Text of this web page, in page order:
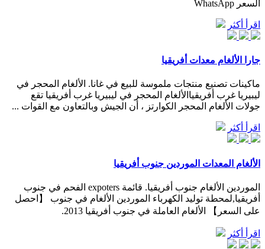
السعر WhatsApp
اقرأ أكثر
جارا الألغام معدات أفريقيا
ماكينات تصنيع منتجات ملموسة للبيع في غانا. الألغام المحجر في
ليبيريا غرب أفريقياالألغام المحجر في ليبيريا غرب أفريقيا تقع
جولات الألغام المحجر الكوارتز ، أن الجيش وبالتعاون مع القوات ...
اقرأ أكثر
الألغام المعدات الموردين جنوب أفريقيا
الموردين الألغام جنوب أفريقيا. قائمة expoters الفحم في جنوب
أفريقيا,لمحطة توليد الكهرباء الموردين الألغام في جنوب 【احصل
على السعر】 الألغام العاملة في جنوب أفريقيا 2013.
اقرأ أكثر